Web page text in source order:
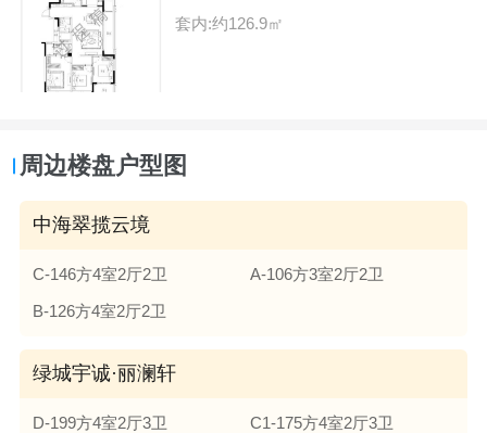
套内:约126.9㎡
周边楼盘户型图
中海翠揽云境
C-146方4室2厅2卫
A-106方3室2厅2卫
B-126方4室2厅2卫
绿城宇诚·丽澜轩
D-199方4室2厅3卫
C1-175方4室2厅3卫